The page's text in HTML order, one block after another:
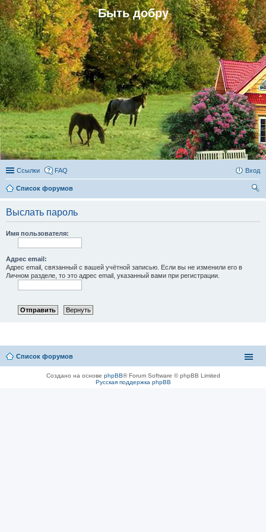
Быть добру
Ссылки FAQ Вход
Список форумов
Выслать пароль
Имя пользователя:
Адрес email:
Адрес email, связанный с вашей учётной записью. Если вы не изменили его в
Личном разделе, то это адрес email, указанный вами при регистрации.
Список форумов
Создано на основе phpBB® Forum Software © phpBB Limited
Русская поддержка phpBB